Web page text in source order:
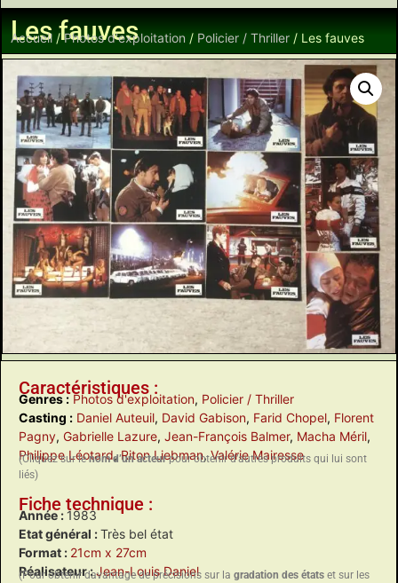
Les fauves
Accueil /Photos d'exploitation / Policier / Thriller / Les fauves
Caractéristiques :
Genres : Photos d'exploitation, Policier / Thriller
Casting : Daniel Auteuil, David Gabison, Farid Chopel, Florent
Pagny, Gabrielle Lazure, Jean-François Balmer, Macha Méril,
Philippe Léotard,Riton Liebman,Valérie Mairesse
(Cliquez sur lenom d’un acteurpour obtenir d’autres produits qui lui sont
liés)
Fiche technique :
Année : 1983
Etat général :Très bel état
Format : 21cm x 27cm
Réalisateur :Jean-Louis Daniel
(Pour obtenir davantage de précisions sur la gradation des états et sur les